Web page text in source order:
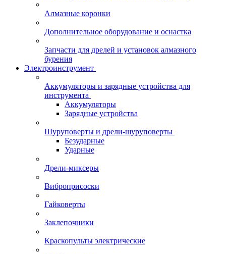
Алмазные коронки
Дополнительное оборудование и оснастка
Запчасти для дрелей и установок алмазного
бурения
Электроинструмент
Аккумуляторы и зарядные устройства для
инструмента
Аккумуляторы
Зарядные устройства
Шуруповерты и дрели-шуруповерты
Безударные
Ударные
Дрели-миксеры
Виброприсоски
Гайковерты
Заклепочники
Краскопульты электрические